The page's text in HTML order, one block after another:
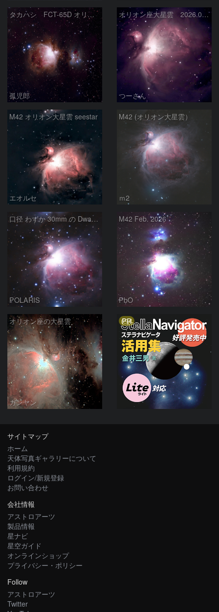
タカハシ FCT-65D オリオン大星雲
孤児郎
オリオン座大星雲 2026.01.13
つーさん
M42 オリオン大星雲 seestar
エオルセ
M42 (オリオン大星雲）
ｍ2
口径 わずか 30mm の Dwarf mini によるM42 オリオン星雲
POLARIS
M42 Feb. 2026
PbO
オリオン座の大星雲
ガンヤン
PR
サイトマップ
ホーム
天体写真ギャラリーについて
利用規約
ログイン/新規登録
お問い合わせ
会社情報
アストロアーツ
製品情報
星ナビ
星空ガイド
オンラインショップ
プライバシー・ポリシー
Follow
アストロアーツ
Twitter